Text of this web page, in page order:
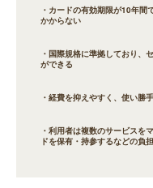
・カードの有効期限が10年間
かからない
・国際規格に準拠しており、
ができる
・経費を抑えやすく、使い勝
・利用者は複数のサービスを
ドを保有・持参するなどの負